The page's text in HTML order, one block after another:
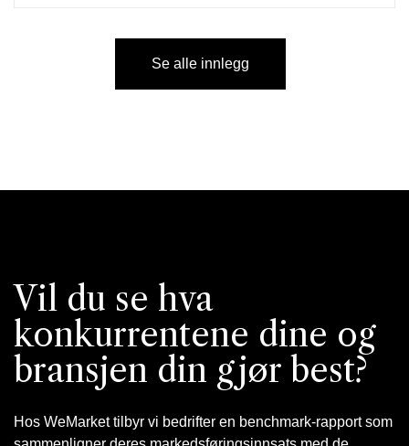
Se alle innlegg
Vil du se hva
konkurrentene dine og
bransjen din gjør best?
Hos WeMarket tilbyr vi bedrifter en benchmark-rapport som